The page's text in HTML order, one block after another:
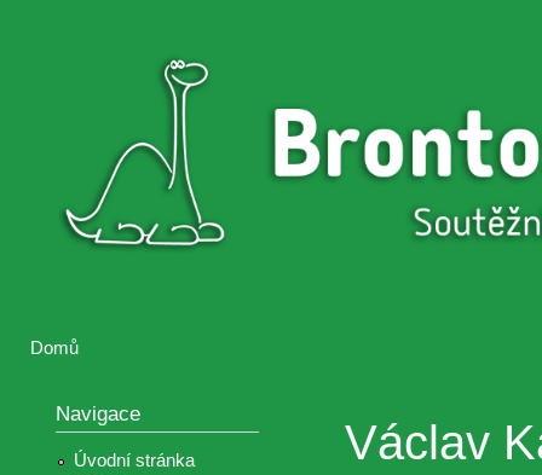
Brontosaurus
Brontosaurus
Domů
Navigace
Úvodní stránka
Václav